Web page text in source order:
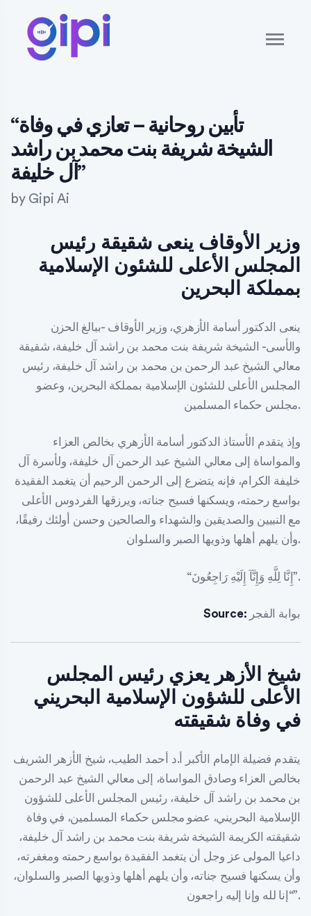
“تأبين روحانية – تعازي في وفاة
الشيخة شريفة بنت محمد بن راشد
آل خليفة”
by Gipi Ai
وزير الأوقاف ينعى شقيقة رئيس
المجلس الأعلى للشئون الإسلامية
بمملكة البحرين
ينعى الدكتور أسامة الأزهري، وزير الأوقاف -ببالغ الحزن
والأسى- الشيخة شريفة بنت محمد بن راشد آل خليفة، شقيقة
معالي الشيخ عبد الرحمن بن محمد بن راشد آل خليفة، رئيس
المجلس الأعلى للشئون الإسلامية بمملكة البحرين، وعضو
مجلس حكماء المسلمين.
وإذ يتقدم الأستاذ الدكتور أسامة الأزهري بخالص العزاء
والمواساة إلى معالي الشيخ عبد الرحمن آل خليفة، ولأسرة آل
خليفة الكرام، فإنه يتضرع إلى الرحمن الرحيم أن يتغمد الفقيدة
بواسع رحمته، ويسكنها فسيح جناته، ويرزقها الفردوس الأعلى
مع النبيين والصديقين والشهداء والصالحين وحسن أولئك رفيقًا،
وأن يلهم أهلها وذويها الصبر والسلوان.
“إِنَّا لِلَّهِ وَإِنَّآ إِلَيْهِ رَاجِعُونَ”.
Source: بوابة الفجر
شيخ الأزهر يعزي رئيس المجلس
الأعلى للشؤون الإسلامية البحريني
في وفاة شقيقته
يتقدم فضيلة الإمام الأكبر أ.د أحمد الطيب، شيخ الأزهر الشريف
بخالص العزاء وصادق المواساة، إلى معالي الشيخ عبد الرحمن
بن محمد بن راشد آل خليفة، رئيس المجلس الأعلى للشؤون
الإسلامية البحريني، عضو مجلس حكماء المسلمين، في وفاة
شقيقته الكريمة الشيخة شريفة بنت محمد بن راشد آل خليفة،
داعيا المولى عز وجل أن يتغمد الفقيدة بواسع رحمته ومغفرته،
وأن يسكنها فسيح جناته، وأن يلهم أهلها وذويها الصبر والسلوان،
“إنا لله وإنا إليه راجعون”.